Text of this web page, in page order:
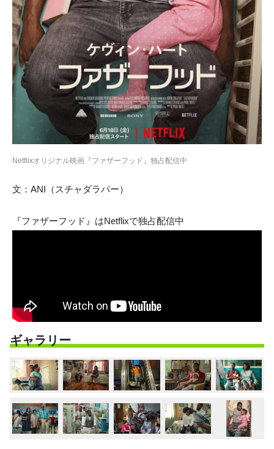
Netflixオリジナル映画『ファザーフッド』独占配信中
文：ANI（スチャダラパー）
『ファザーフッド』はNetflixで独占配信中
ギャラリー